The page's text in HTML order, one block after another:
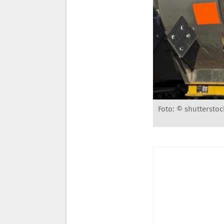
Foto: ©